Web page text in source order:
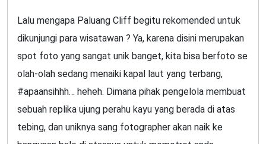
Lalu mengapa Paluang Cliff begitu rekomended untuk
dikunjungi para wisatawan ? Ya, karena disini merupakan
spot foto yang sangat unik banget, kita bisa berfoto se
olah-olah sedang menaiki kapal laut yang terbang,
#apaansihhh… heheh. Dimana pihak pengelola membuat
sebuah replika ujung perahu kayu yang berada di atas
tebing, dan uniknya sang fotographer akan naik ke